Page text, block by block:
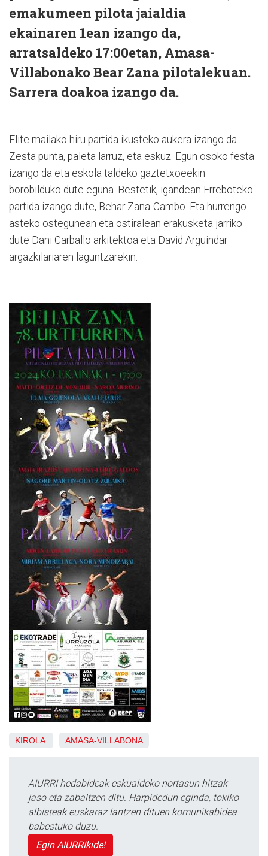
emakumeen pilota jaialdia
ekainaren 1ean izango da,
arratsaldeko 17:00etan, Amasa-
Villabonako Bear Zana pilotalekuan.
Sarrera doakoa izango da.
Elite mailako hiru partida ikusteko aukera izango da.
Zesta punta, paleta larruz, eta eskuz. Egun osoko festa
izango da eta eskola taldeko gaztetxoeekin
borobilduko dute eguna. Bestetik, igandean Erreboteko
partida izango dute, Behar Zana-Cambo. Eta hurrengo
asteko ostegunean eta ostiralean erakusketa jarriko
dute Dani Carballo arkitektoa eta David Arguindar
argazkilariaren laguntzarekin.
KIROLA AMASA-VILLABONA
AIURRI hedabideak eskualdeko nortasun hitzak
jaso eta zabaltzen ditu. Harpidedun eginda, tokiko
albisteak euskaraz lantzen dituen komunikabidea
babestuko duzu.
Egin AIURRIkide!